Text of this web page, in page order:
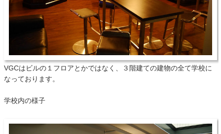
VGCはビルの１フロアとかではなく、３階建ての建物の全て学校に
なっております。
学校内の様子